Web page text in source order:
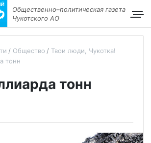
Общественно–политическая газета
Чукотского АО
Общество
Твои люди, Чукотка!
тонн
тонн